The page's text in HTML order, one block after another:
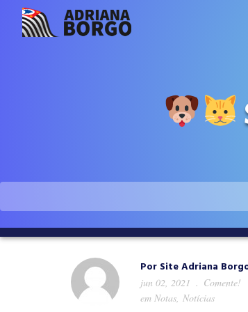
Por Site Adriana
jun 02, 2021
Comente!
em Notas, Notícias